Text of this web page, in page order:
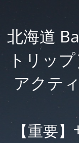
北海道
トリッ
アクテ
【重要